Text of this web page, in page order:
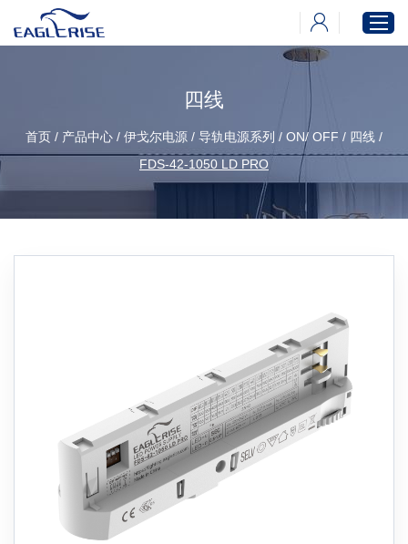
产品中心
新闻中心
四线
首页 / 产品中心 / 伊戈尔电源 / 导轨电源系列 / ON/ OFF / 四线 /
FDS-42-1050 LD PRO